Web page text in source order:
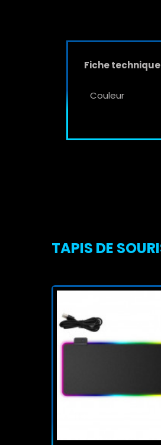
Fiche technique
Couleur
TAPIS DE